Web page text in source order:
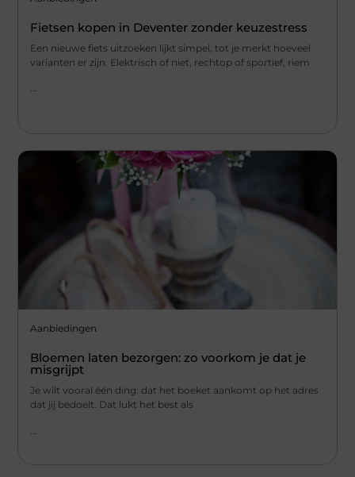
Fietsen kopen in Deventer zonder keuzestress
Een nieuwe fiets uitzoeken lijkt simpel, tot je merkt hoeveel
varianten er zijn. Elektrisch of niet, rechtop of sportief, riem
...
Aanbiedingen
Bloemen laten bezorgen: zo voorkom je dat je
misgrijpt
Je wilt vooral één ding: dat het boeket aankomt op het adres
dat jij bedoelt. Dat lukt het best als